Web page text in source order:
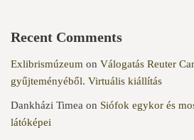
Recent Comments
Exlibrismúzeum on Válogatás Reuter
gyűjteményéből. Virtuális kiállítás
Dankházi Timea on Siófok egykor és
látóképei